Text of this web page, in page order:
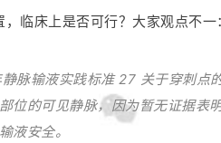
临床上是否可行？大家观点不一：
脉输液实践标准 27 关于穿刺点
位的可见静脉，因为暂无证据表
液安全。